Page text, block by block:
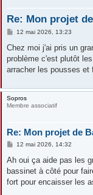
Re: Mon projet
M
s
a
g
12 mai 2026, 13:23
Chez moi j'ai pris un
problème c'est plutôt
arracher les pousses et
Sopros
Membre associatif
Re: Mon projet de
M
s
a
g
12 mai 2026, 14:32
Ah oui ça aide pas les
bassinet à côté pour
fort pour encaisser les